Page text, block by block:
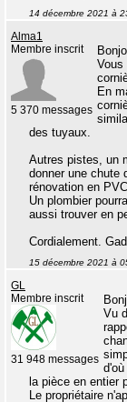
14 décembre 2021 à
Alma1
Membre inscrit
5 370 messages
Vous
En
des tuyaux.
Autres pistes, un
donner une chute
rénovation en PVC.
Un plombier
aussi trouver en
Cordialement. Gad
15 décembre 2021 à
GL
Membre inscrit
31 948 messages
Vu
la pièce en entier
Le propriétaire